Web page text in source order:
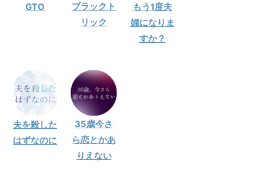
GTO
ブラックト
リック
もう1度夫
婦になりま
すか？
夫を殺した
はずなのに
35歳今さ
ら恋とかあ
りえない